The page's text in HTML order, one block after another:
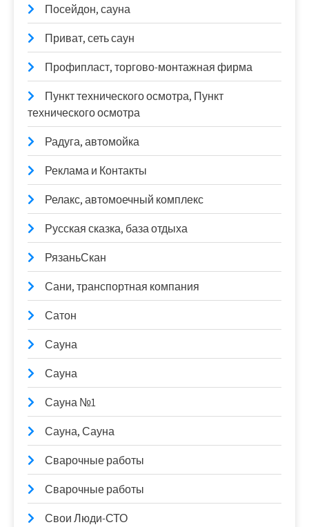
Посейдон, сауна
Приват, сеть саун
Профипласт, торгово-монтажная фирма
Пункт технического осмотра, Пункт
технического осмотра
Радуга, автомойка
Реклама и Контакты
Релакс, автомоечный комплекс
Русская сказка, база отдыха
РязаньСкан
Сани, транспортная компания
Сатон
Сауна
Сауна
Сауна №1
Сауна, Сауна
Сварочные работы
Сварочные работы
Свои Люди-СТО